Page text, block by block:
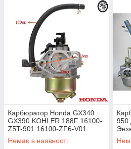
Карбюратор Honda GX340
GX390 KOHLER 188F 16100-
Z5T-901 16100-ZF6-V01
16100-ZF6-W31 16100-Z8T-
911 BE80M A
Немає в наявності
950